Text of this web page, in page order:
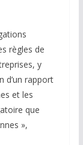
règles de
y
d’un rapport
et les
que
»,